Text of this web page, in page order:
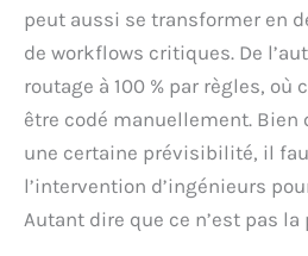
peut aussi se transformer en
de workflows critiques. De
routage à 100 % par règles, où
être codé manuellement. Bien
une certaine prévisibilité, il
l’intervention d’ingénieurs
Autant dire que ce n’est pas